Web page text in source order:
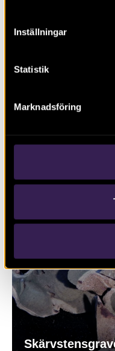
Inställningar
Statistik
Marknadsföring
RAPPORT 2024:79
Boplats och